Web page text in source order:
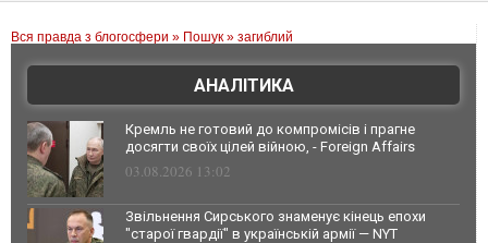
Вся правда з блогосфери » Пошук » загиблий
АНАЛІТИКА
Кремль не готовий до компромісів і прагне
досягти своїх цілей війною, - Foreign Affairs
03.08.2026 13:02
Звільнення Сирського знаменує кінець епохи
"старої гвардії" в українській армії — NYT